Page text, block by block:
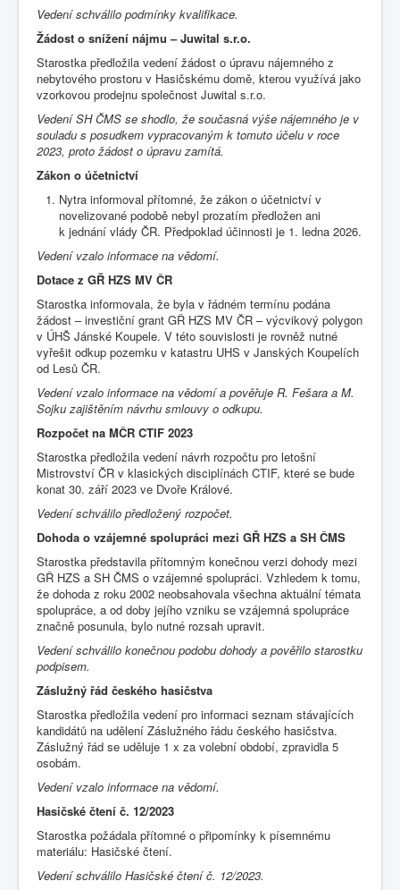
Vedení schválilo podmínky kvalifikace.
Žádost o snížení nájmu – Juwital s.r.o.
Starostka předložila vedení žádost o úpravu nájemného z
nebytového prostoru v Hasičskému domě, kterou využívá jako
vzorkovou prodejnu společnost Juwital s.r.o.
Vedení SH ČMS se shodlo, že současná výše nájemného je v
souladu s posudkem vypracovaným k tomuto účelu v roce
2023, proto žádost o úpravu zamítá.
Zákon o účetnictví
Nytra informoval přítomné, že zákon o účetnictví v
novelizované podobě nebyl prozatím předložen ani
k jednání vlády ČR. Předpoklad účinnosti je 1. ledna 2026.
Vedení vzalo informace na vědomí.
Dotace z GŘ HZS MV ČR
Starostka informovala, že byla v řádném termínu podána
žádost – investiční grant GŘ HZS MV ČR – výcvikový polygon
v ÚHŠ Jánské Koupele. V této souvislosti je rovněž nutné
vyřešit odkup pozemku v katastru UHS v Janských Koupelích
od Lesů ČR.
Vedení vzalo informace na vědomí a pověřuje R. Fešara a M.
Sojku zajištěním návrhu smlouvy o odkupu.
Rozpočet na MČR CTIF 2023
Starostka předložila vedení návrh rozpočtu pro letošní
Mistrovství ČR v klasických disciplínách CTIF, které se bude
konat 30. září 2023 ve Dvoře Králové.
Vedení schválilo předložený rozpočet.
Dohoda o vzájemné spolupráci mezi GŘ HZS a SH ČMS
Starostka představila přítomným konečnou verzi dohody mezi
GŘ HZS a SH ČMS o vzájemné spolupráci. Vzhledem k tomu,
že dohoda z roku 2002 neobsahovala všechna aktuální témata
spolupráce, a od doby jejího vzniku se vzájemná spolupráce
značně posunula, bylo nutné rozsah upravit.
Vedení schválilo konečnou podobu dohody a pověřilo starostku
podpisem.
Záslužný řád českého hasičstva
Starostka předložila vedení pro informaci seznam stávajících
kandidátů na udělení Záslužného řádu českého hasičstva.
Záslužný řád se uděluje 1 x za volební období, zpravidla 5
osobám.
Vedení vzalo informace na vědomí.
Hasičské čtení č. 12/2023
Starostka požádala přítomné o připomínky k písemnému
materiálu: Hasičské čtení.
Vedení schválilo Hasičské čtení č. 12/2023.